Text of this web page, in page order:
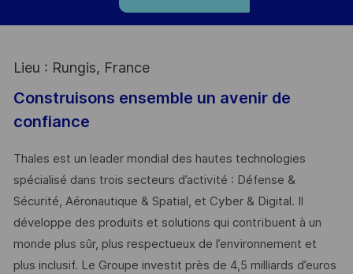
Lieu : Rungis, France
Construisons ensemble un avenir de
confiance
Thales est un leader mondial des hautes technologies
spécialisé dans trois secteurs d’activité : Défense &
Sécurité, Aéronautique & Spatial, et Cyber & Digital. Il
développe des produits et solutions qui contribuent à un
monde plus sûr, plus respectueux de l’environnement et
plus inclusif. Le Groupe investit près de 4,5 milliards d’euros